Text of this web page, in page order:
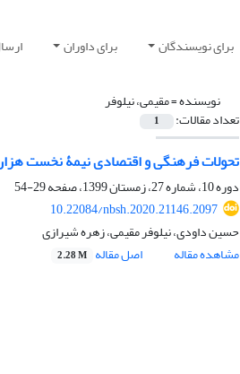
برای نویسندگان برای داوران
نویسنده =مقیمی، نیلوفر
تعداد مقالات: 1
تحولات فرهنگی و اقتصادی نیمۀ نخست
دوره 10، شماره 27، زمستان 1399، صفحه
29-54
10.22084/nbsh.2020.21146.2097
حسین داودی، نیلوفر مقیمی، زهره شیرازی
مشاهده مقاله
اصل مقاله 2.28 M